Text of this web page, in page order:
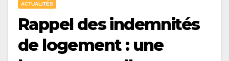
ACTUALITÉS
Rappel des indemnités
de logement : une